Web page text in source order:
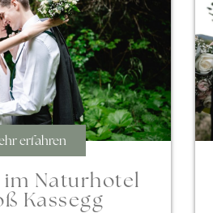
erfahren
im Naturhotel
Kassegg